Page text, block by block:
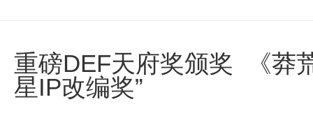
重磅DEF天府奖颁奖 《莽
星IP改编奖”